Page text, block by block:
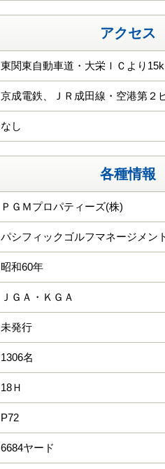
アクセス
東関東自動車道・大栄ＩＣより
京成電鉄、ＪＲ成田線・空港第２
なし
各種情報
ＰＧＭプロパティーズ(株)
パシフィックゴルフマネージメン
昭和60年
ＪＧＡ・ＫＧＡ
未発行
1306名
18Ｈ
P72
6684ヤード